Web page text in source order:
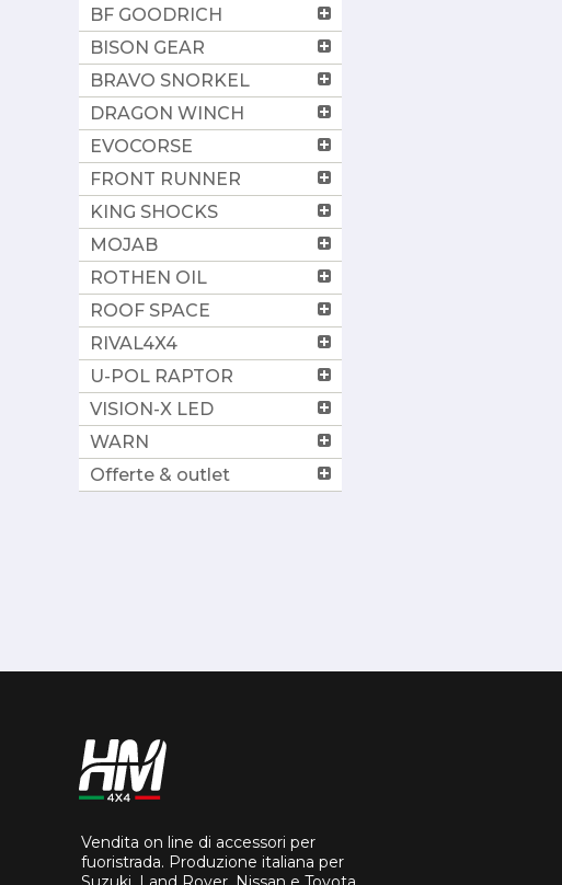
BF GOODRICH
BISON GEAR
BRAVO SNORKEL
DRAGON WINCH
EVOCORSE
FRONT RUNNER
KING SHOCKS
MOJAB
ROTHEN OIL
ROOF SPACE
RIVAL4X4
U-POL RAPTOR
VISION-X LED
WARN
Offerte & outlet
Vendita on line di accessori per
fuoristrada. Produzione italiana per